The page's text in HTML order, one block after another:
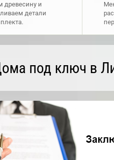
древесину и
детали
под ключ в